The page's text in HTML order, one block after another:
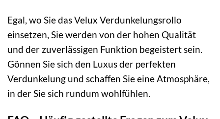
Egal, wo Sie das Velux Verdunkelungsrollo
einsetzen, Sie werden von der hohen Qualität
und der zuverlässigen Funktion begeistert sein.
Gönnen Sie sich den Luxus der perfekten
Verdunkelung und schaffen Sie eine Atmosphäre,
in der Sie sich rundum wohlfühlen.